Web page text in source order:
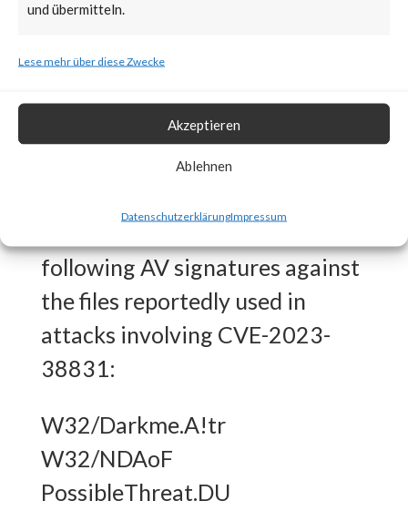
und übermitteln.
Lese mehr über diese Zwecke
Akzeptieren
Ablehnen
DatenschutzerklärungImpressum
WinRAR version 6.23 that
includes a fix for CVE-2023-
What FortiGuard Coverage is
following AV signatures against
the files reportedly used in
attacks involving CVE-2023-
38831:
W32/Darkme.A!tr
W32/NDAoF
PossibleThreat.DU